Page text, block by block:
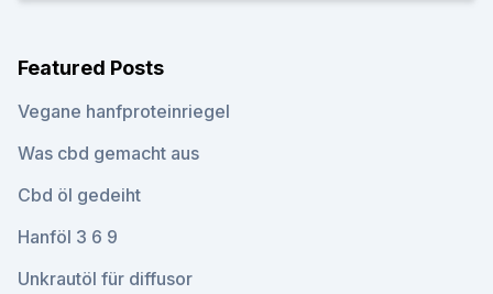
Featured Posts
Vegane hanfproteinriegel
Was cbd gemacht aus
Cbd öl gedeiht
Hanföl 3 6 9
Unkrautöl für diffusor